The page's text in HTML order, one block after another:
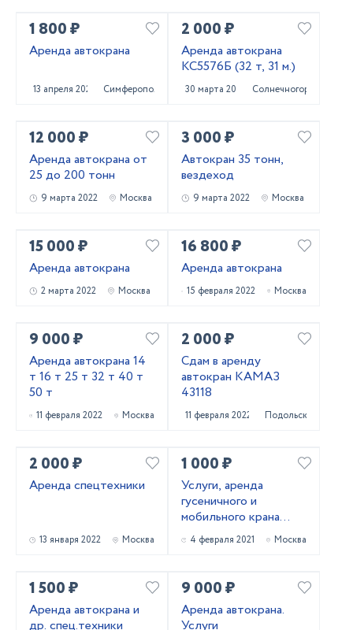
1 800 ₽
Аренда автокрана
13 апреля 2022 Симферополь
2 000 ₽
Аренда автокрана
КС5576Б (32 т, 31 м.)
30 марта 2022 Солнечногорск
12 000 ₽
Аренда автокрана от
25 до 200 тонн
9 марта 2022 Москва
3 000 ₽
Автокран 35 тонн,
вездеход
9 марта 2022 Москва
15 000 ₽
Аренда автокрана
2 марта 2022 Москва
16 800 ₽
Аренда автокрана
15 февраля 2022 Москва
9 000 ₽
Аренда автокрана 14
т 16 т 25 т 32 т 40 т
50 т
11 февраля 2022 Москва
2 000 ₽
Сдам в аренду
автокран КАМАЗ
43118
11 февраля 2022 Подольск
2 000 ₽
Аренда спецтехники
13 января 2022 Москва
1 000 ₽
Услуги, аренда
гусеничного и
мобильного крана
LIEBHERR
4 февраля 2021 Москва
1 500 ₽
Аренда автокрана и
др. спец.техники
9 000 ₽
Аренда автокрана.
Услуги